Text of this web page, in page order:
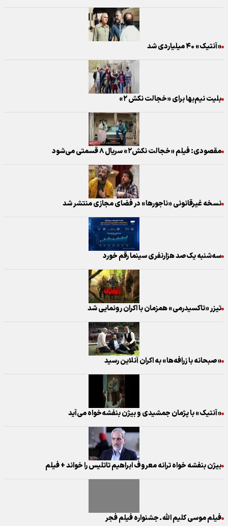
«آنتیک» ۴۰ میلیاردی شد
بلیت نیم‌بها برای «خجالت نکش ۲»
مقصودی: فیلم «خجالت نکش۲» سریال ۸ قسمتی می‌شود
نسخه غیرقانونی «ناجورها» در فضای مجازی منتشر شد
سه‌شنبه یک‌صد هزارنفری سینما رقم خورد
تیزر «تاکسیدرمی» همزمان با اکران رونمایی شد
«صبحانه با زرافه‌ها» به اکران آنلاین رسید
«آنتیک» با پژمان جمشیدی و بیژن بنفشه‌خواه می‌آید
بیژن بنفشه خواه ترانه معروف ابراهیم تاتلیس را خواند + فیلم
فیلم موسی کلیم الله ـ جشنواره فیلم فجر